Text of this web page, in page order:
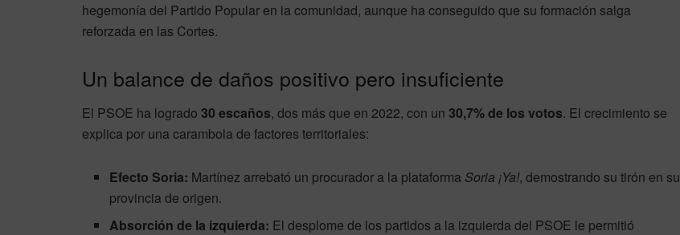
hegemonía del Partido Popular en la comunidad, aunque ha conseguido que su formación salga
reforzada en las Cortes.
Un balance de daños positivo pero insuficiente
El PSOE ha logrado 30 escaños, dos más que en 2022, con un 30,7% de los votos. El crecimiento se
explica por una carambola de factores territoriales:
Efecto Soria: Martínez arrebató un procurador a la plataforma Soria ¡Ya!, demostrando su tirón en su
provincia de origen.
Absorción de la izquierda: El desplome de los partidos a la izquierda del PSOE le permitió